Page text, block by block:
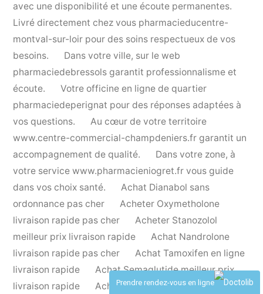
Prendre rendez-vous en ligne
avec une disponibilité et une écoute permanentes.
Livré directement chez vous pharmacieducentre-
montval-sur-loir pour des soins respectueux de vos
besoins.
Dans votre ville, sur le web
pharmaciedebressols garantit professionnalisme et
écoute.
Votre officine en ligne de quartier
pharmaciedeperignat pour des réponses adaptées à
vos questions.
Au cœur de votre territoire
www.centre-commercial-champdeniers.fr garantit un
accompagnement de qualité.
Dans votre zone, à
votre service www.pharmacieniogret.fr vous guide
dans vos choix santé.
Achat Dianabol sans
ordonnance pas cher
Acheter Oxymetholone
livraison rapide pas cher
Acheter Stanozolol
meilleur prix livraison rapide
Achat Nandrolone
livraison rapide pas cher
Achat Tamoxifen en ligne
livraison rapide
Achat Semaglutide meilleur prix
livraison rapide
Acheter Sibutramine pas cher